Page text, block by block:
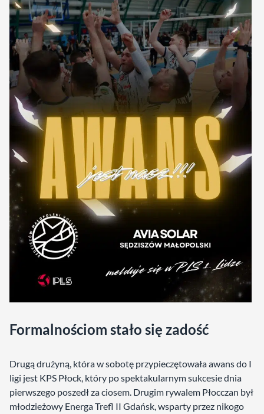
Formalnościom stało się zadość
Drugą drużyną, która w sobotę przypieczętowała awans do I
ligi jest KPS Płock, który po spektakularnym sukcesie dnia
pierwszego poszedł za ciosem. Drugim rywalem Płocczan był
młodzieżowy Energa Trefl II Gdańsk, wsparty przez nikogo